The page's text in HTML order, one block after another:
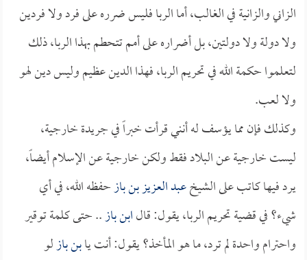
الزاني والزانية في الغالب، أما الربا فليس ضرره على فرد ولا فردين
ولا دولة ولا دولتين، بل أضراره على أمم تتحطم بهذا الربا، ذلك
لتعلموا حكمة الله في تحريم الربا، فهذا الدين عظيم وليس دين لهو
ولا لعب.
وكذلك فإن مما يؤسف له أنني قرأت خبراً في جريدة خارجية،
ليست خارجية عن البلاد فقط ولكن خارجية عن الإسلام أيضاً،
يرد فيها كاتب على الشيخعبد العزيز بن بازحفظه الله، في أي
شيء؟ في قضية تحريم الربا، يقول: قالابن باز.. حتى كلمة توقير
واحترام واحدة لم ترد، ما هو المأخذ؟ يقول: أنت يابن بازلو